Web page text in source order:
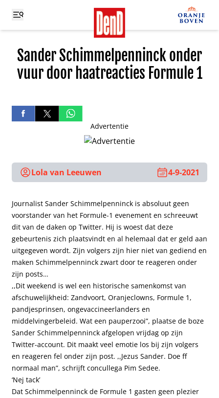
Sander Schimmelpenninck onder
vuur door haatreacties Formule 1
Advertentie
Lola van Leeuwen 4-9-2021
Journalist Sander Schimmelpenninck is absoluut geen
voorstander van het Formule-1 evenement en schreeuwt
dit van de daken op Twitter. Hij is woest dat deze
gebeurtenis zich plaatsvindt en al helemaal dat er geld aan
uitgegeven wordt. Zijn volgers zijn hier niet van gediend en
maken Schimmelpenninck zwart door te reageren onder
zijn posts…
,,Dit weekend is wel een historische samenkomst van
afschuwelijkheid: Zandvoort, Oranjeclowns, Formule 1,
pandjesprinsen, ongevaccineerlanders en
middelvingerbeleid. Wat een pauperzooi”, plaatse de boze
Sander Schimmelpenninck afgelopen vrijdag op zijn
Twitter-account. Dit maakt veel emotie los bij zijn volgers
en reageren fel onder zijn post. ,,Jezus Sander. Doe ff
normaal man”, schrijft concullega Pim Sedee.
‘Nej tack’
Dat Schimmelpenninck de Formule 1 gasten geen plezier